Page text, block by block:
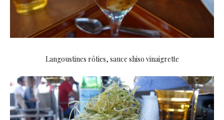
Langoustines rôties, sauce shiso vinaigrette